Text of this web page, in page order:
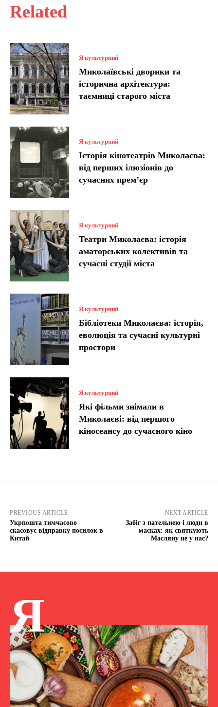
Related
Я культурний
Миколаївські дворики та
історична архітектура:
таємниці старого міста
Я культурний
Історія кінотеатрів Миколаєва:
від перших ілюзіонів до
сучасних прем’єр
Я культурний
Театри Миколаєва: історія
аматорських колективів та
сучасні студії міста
Я культурний
Бібліотеки Миколаєва: історія,
еволюція та сучасні культурні
простори
Я культурний
Які фільми знімали в
Миколаєві: від першого
кіносеансу до сучасного кіно
PREVIOUS ARTICLE
Укрпошта тимчасово
скасовує відправку посилок в
Китай
NEXT ARTICLE
Забіг з пательнею і люди в
масках: як святкують
Масляну не у нас?
Я